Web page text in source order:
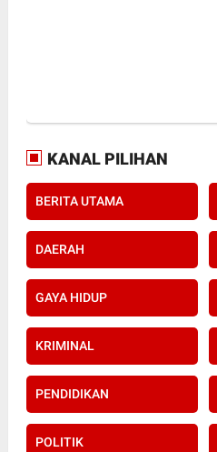
KANAL PILIHAN
BERITA UTAMA
DAERAH
GAYA HIDUP
KRIMINAL
PENDIDIKAN
POLITIK